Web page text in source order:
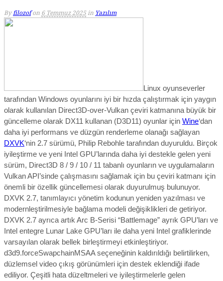
By filozof on 6 Temmuz 2025 in Yazılım
Linux oyunseverler
tarafından Windows oyunlarını iyi bir hızda çalıştırmak için yaygın
olarak kullanılan Direct3D-over-Vulkan çeviri katmanına büyük bir
güncelleme olarak DX11 kullanan (D3D11) oyunlar için Wine‘dan
daha iyi performans ve düzgün renderleme olanağı sağlayan
DXVK‘nin 2.7 sürümü, Philip Rebohle tarafından duyuruldu. Birçok
iyileştirme ve yeni Intel GPU’larında daha iyi destekle gelen yeni
sürüm, Direct3D 8 / 9 / 10 / 11 tabanlı oyunların ve uygulamaların
Vulkan API’sinde çalışmasını sağlamak için bu çeviri katmanı için
önemli bir özellik güncellemesi olarak duyurulmuş bulunuyor.
DXVK 2.7, tanımlayıcı yönetim kodunun yeniden yazılması ve
modernleştirilmesiyle bağlama modeli değişiklikleri de getiriyor.
DXVK 2.7 ayrıca artık Arc B-Serisi “Battlemage” ayrık GPU’ları ve
Intel entegre Lunar Lake GPU’ları ile daha yeni Intel grafiklerinde
varsayılan olarak bellek birleştirmeyi etkinleştiriyor.
d3d9.forceSwapchainMSAA seçeneğinin kaldırıldığı belirtilirken,
düzlemsel video çıkış görünümleri için destek eklendiği ifade
ediliyor. Çeşitli hata düzeltmeleri ve iyileştirmelerle gelen